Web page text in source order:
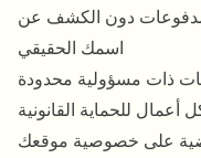
دون الكشف عن
اسمك الحقيقي
ذات مسؤولية محدودة
أعمال للحماية القانونية
على خصوصية موقعك